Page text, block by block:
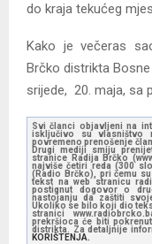
do kraja tekućeg
Kako je večeras
Brčko distrikta
srijede, 20. maja, sa
Svi članci objavljeni na
isključivo su vlasništvo
povremeno prenošenje
Drugi mediji smiju
stranice Radija Brčko
najviše četiri reda (300
(Radio Brčko), pri čemu
tekst na web stranicu
postignut dogovor o
nastojanju da zaštiti
Ukoliko se bilo koji dio
stranici
prekršioca će biti
distrikta. Za detaljnije
KORIŠTENJA.